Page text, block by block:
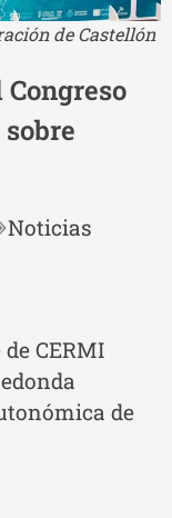
de Castellón
Noticias
CERMI
de